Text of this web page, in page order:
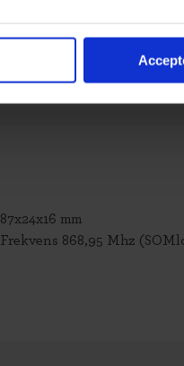
87x24x16 mm
Frekvens 868,95 Mhz